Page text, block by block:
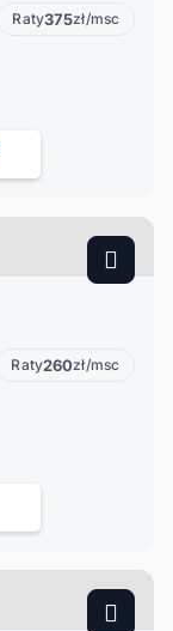
Raty375zł/msc
Raty260zł/msc